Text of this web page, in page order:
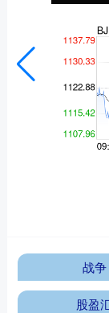
战争
股盈